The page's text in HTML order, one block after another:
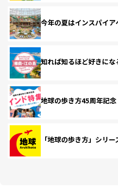
今年の夏はインスパイア
知れば知るほど好きに
地球の歩き方45周年記
「地球の歩き方」シリ